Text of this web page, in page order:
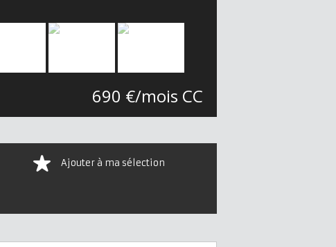
690 €/mois CC
Ajouter à ma sélection